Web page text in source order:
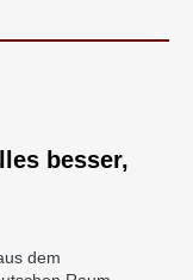
besser,
dem